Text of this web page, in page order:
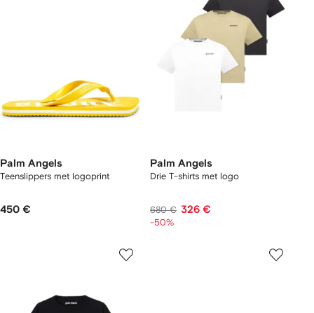
Palm Angels
Teenslippers met logoprint
450 €
Palm Angels
Drie T-shirts met logo
680 € 326 €
-50%